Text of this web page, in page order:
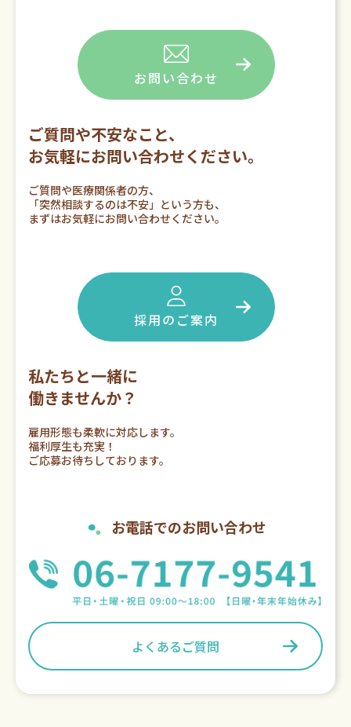
お問い合わせ
ご質問や不安なこと、
お気軽にお問い合わせください。
ご質問や医療関係者の方、
「突然相談するのは不安」という方も、
まずはお気軽にお問い合わせください。
採用のご案内
私たちと一緒に
働きませんか？
雇用形態も柔軟に対応します。
福利厚生も充実！
ご応募お待ちしております。
お電話でのお問い合わせ
よくあるご質問